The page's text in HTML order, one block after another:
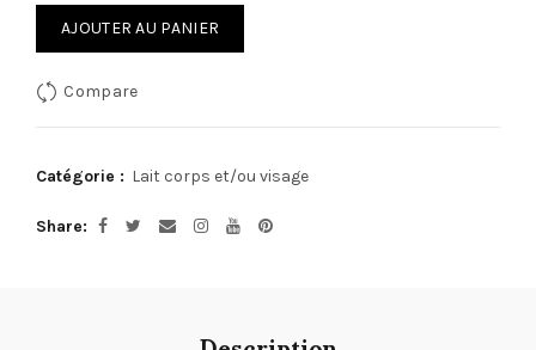
AJOUTER AU PANIER
Compare
Catégorie : Lait corps et/ou visage
Share